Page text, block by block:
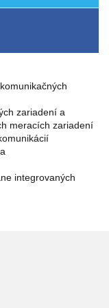
zariadení a
meracích zariadení
integrovaných